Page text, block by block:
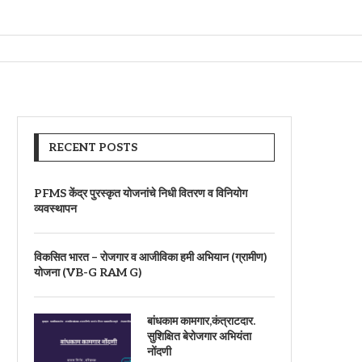
RECENT POSTS
PFMS केंद्र पुरस्कृत योजनांचे निधी वितरण व विनियोग
व्यवस्थापन
विकसित भारत – रोजगार व आजीविका हमी अभियान (ग्रामीण)
योजना (VB-G RAM G)
बांधकाम कामगार,कंत्राटदार.
सुशिक्षित बेरोजगार अभियंता
नोंदणी